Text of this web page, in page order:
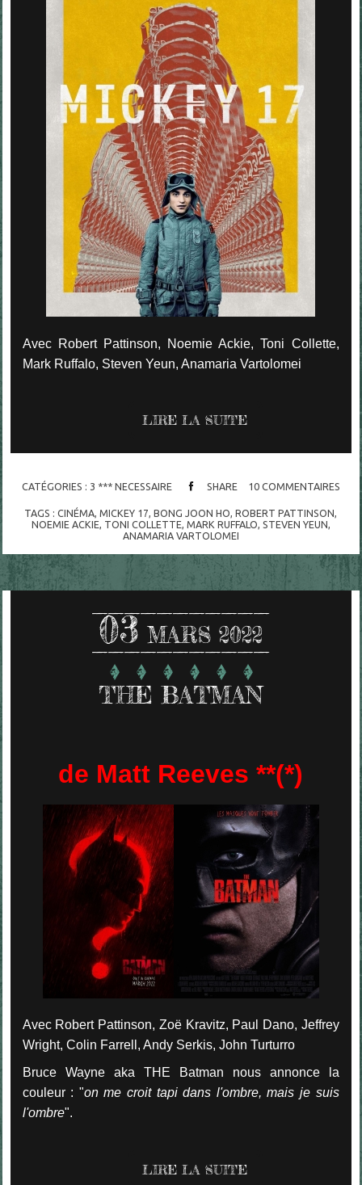
Avec Robert Pattinson, Noemie Ackie, Toni Collette,
Mark Ruffalo, Steven Yeun, Anamaria Vartolomei
LIRE LA SUITE
CATÉGORIES : 3 *** NECESSAIRE SHARE 10 COMMENTAIRES
TAGS :CINÉMA,MICKEY 17,BONG JOON HO,ROBERT PATTINSON,
NOEMIE ACKIE, TONI COLLETTE, MARK RUFFALO, STEVEN YEUN,
ANAMARIA VARTOLOMEI
03 MARS 2022
THE BATMAN
de Matt Reeves **(*)
Avec Robert Pattinson, Zoë Kravitz, Paul Dano, Jeffrey
Wright, Colin Farrell, Andy Serkis, John Turturro
Bruce Wayne aka THE Batman nous annonce la
couleur : "on me croit tapi dans l'ombre, mais je suis
l'ombre".
LIRE LA SUITE